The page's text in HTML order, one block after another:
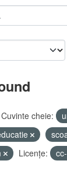
Cuvinte cheie:
Licenţe: